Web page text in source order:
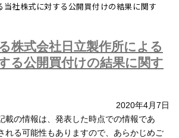
当社株式に対する公開買付けの結果に関す
株式会社日立製作所による
る公開買付けの結果に関す
2020年4月7日
載の情報は、発表した時点での情報であ
れる可能性もありますので、あらかじめご